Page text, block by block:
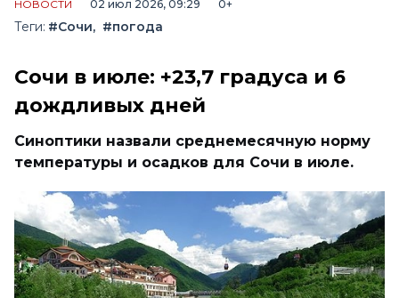
НОВОСТИ 02 июл 2026, 09:29 0+
Теги: #Сочи #погода
Сочи в июле: +23,7 градуса и 6
дождливых дней
Синоптики назвали среднемесячную норму
температуры и осадков для Сочи в июле.